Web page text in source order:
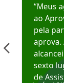
“Meus
ao
pela
aprova.
sexto
de